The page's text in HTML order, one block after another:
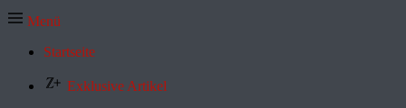
Menü
Startseite
Exklusive Artikel